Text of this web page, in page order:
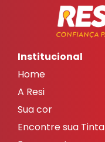
Institucional
Home
A Resi
Sua cor
Encontre sua Tinta